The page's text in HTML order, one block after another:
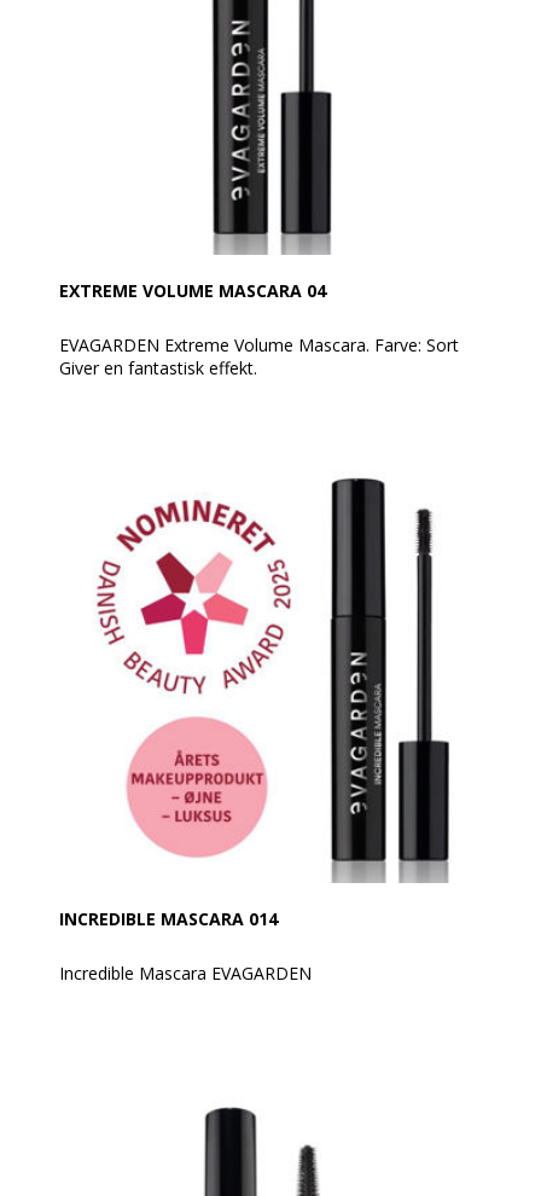
EXTREME VOLUME MASCARA 04
EVAGARDEN Extreme Volume Mascara. Farve: Sort
Giver en fantastisk effekt.
Ved hver påføring bliver vipperne indhyllet i en blød
creme, der kan fortykke dem for at opnå ekstrem
volumen.
Giver vipperne en forlængende og volumengivende
effekt hele dagen. Utrolige vipper, buede,
multiplicerede, forstørrede og længere end
nogensinde.
Anvendelse:
Påfør mascaraen fra bunden af vipperne og opad ved
at dreje applikatoren og gentag flere gange, indtil den
ønskede effekt opnås.
Hold skaftet lodret for at løfte vipperne. Hold den
vandret for at påføre produktet på det ydre hjørne af
vipperne for en vifteeffekt.
INCREDIBLE MASCARA 014
Incredible Mascara EVAGARDEN
volumengivende effekt fra det allerførste strøg.
Giver dig mulighed for at arbejde med vipperne
individuelt og nå de mest ekstreme vinkler med den